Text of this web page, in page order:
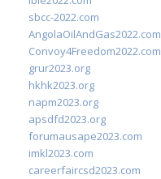
sbcc-2022.com
AngolaOilAndGas2022.com
Convoy4Freedom2022.com
grur2023.org
hkhk2023.org
napm2023.org
apsdfd2023.org
forumausape2023.com
imkl2023.com
careerfaircsd2023.com